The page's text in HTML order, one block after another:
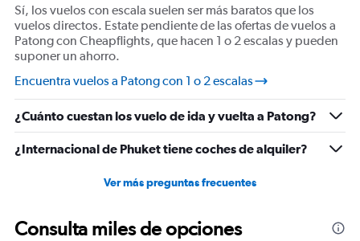
Sí, los vuelos con escala suelen ser más baratos que los
vuelos directos. Estate pendiente de las ofertas de vuelos a
Patong con Cheapflights, que hacen 1 o 2 escalas y pueden
suponer un ahorro.
Encuentra vuelos a Patong con 1 o 2 escalas
¿Cuánto cuestan los vuelo de ida y vuelta a Patong?
¿Internacional de Phuket tiene coches de alquiler?
Ver más preguntas frecuentes
Consulta miles de opciones